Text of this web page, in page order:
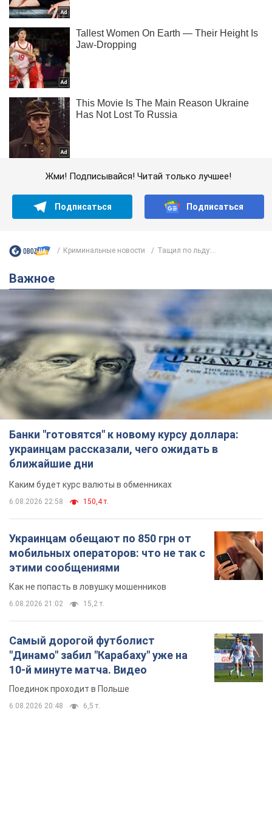
Жми! Подписывайся! Читай только лучшее!
Подписаться Подписаться
Криминальные новости Тащил по льду:...
Важное
Банки "готовятся" к новому курсу доллара:
украинцам рассказали, чего ожидать в
ближайшие дни
Каким будет курс валюты в обменниках
6.08.2026 22:58 150,4 т.
Украинцам обещают по 850 грн от
мобильных операторов: что не так с
этими сообщениями
Как не попасть в ловушку мошенников
6.08.2026 21:02 15,2 т.
Самый дорогой футболист
"Динамо" забил "Карабаху" уже на
10-й минуте матча. Видео
Поединок проходит в Польше
6.08.2026 20:48 6,5 т.